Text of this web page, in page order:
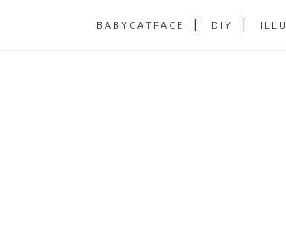
BABYCATFACE DIY